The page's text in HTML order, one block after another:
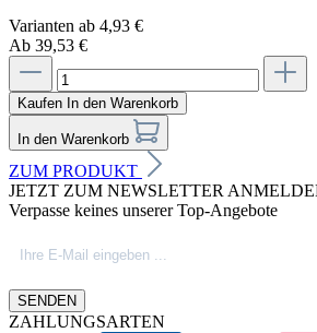
Varianten ab 4,93 €
Ab 39,53 €
Kaufen In den Warenkorb
In den Warenkorb
ZUM PRODUKT
JETZT ZUM NEWSLETTER
Verpasse keines unserer Top-Angebote
SENDEN
ZAHLUNGSARTEN